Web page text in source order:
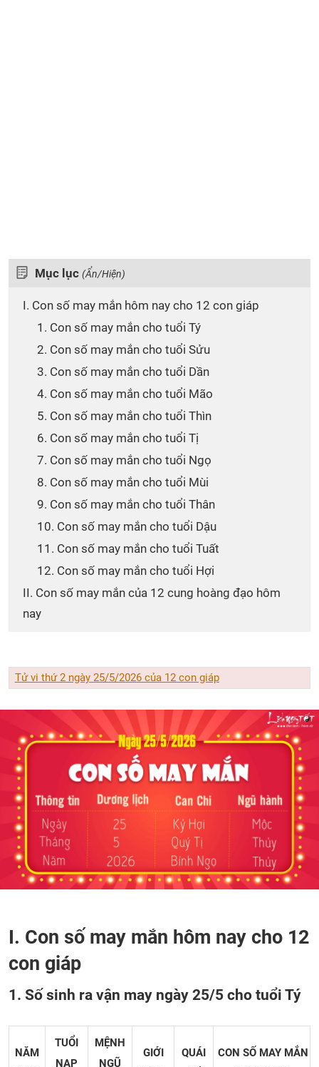
Mục lục (Ẩn/Hiện)
I. Con số may mắn hôm nay cho 12 con giáp
1. Con số may mắn cho tuổi Tý
2. Con số may mắn cho tuổi Sửu
3. Con số may mắn cho tuổi Dần
4. Con số may mắn cho tuổi Mão
5. Con số may mắn cho tuổi Thìn
6. Con số may mắn cho tuổi Tị
7. Con số may mắn cho tuổi Ngọ
8. Con số may mắn cho tuổi Mùi
9. Con số may mắn cho tuổi Thân
10. Con số may mắn cho tuổi Dậu
11. Con số may mắn cho tuổi Tuất
12. Con số may mắn cho tuổi Hợi
II. Con số may mắn của 12 cung hoàng đạo hôm
nay
Tử vi thứ 2 ngày 25/5/2026 của 12 con giáp
I. Con số may mắn hôm nay cho 12
con giáp
1. Số sinh ra vận may ngày 25/5 cho tuổi Tý
NĂM
TUỔI
NẠP
MỆNH
NGŨ
GIỚI
QUÁI
CON SỐ MAY MẮN